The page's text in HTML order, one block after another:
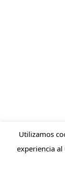
Utilizamos
experiencia